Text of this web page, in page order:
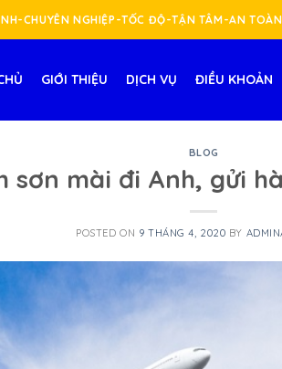
CHUYÊN NGHIỆP-TỐC ĐỘ-TẬN TÂM-AN
GIỚI THIỆU DỊCH VỤ ĐIỀU KHOẢN
BLOG
sơn mài đi Anh, gửi
POSTED ON 9 THÁNG 4, 2020 BY